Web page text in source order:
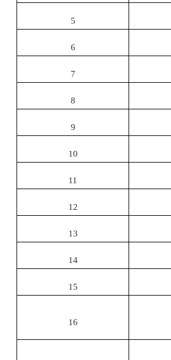
5
6
7
8
9
10
11
12
13
14
15
16